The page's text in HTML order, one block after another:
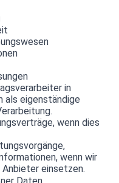
in
als eigenständige
wenn dies
wenn wir
einsetzen.